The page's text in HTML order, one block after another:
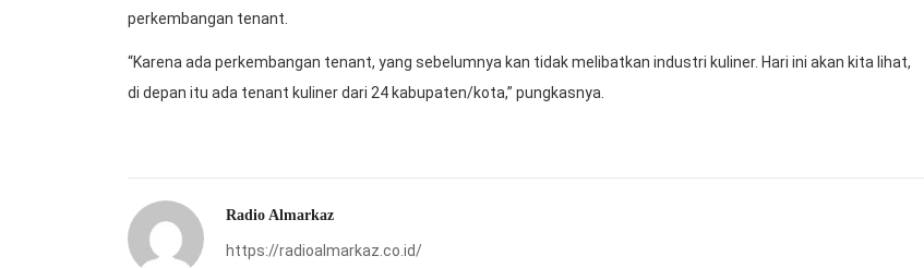
perkembangan tenant.
“Karena ada perkembangan tenant, yang sebelumnya kan tidak melibatkan industri kuliner. Hari ini akan kita lihat,
di depan itu ada tenant kuliner dari 24 kabupaten/kota,” pungkasnya.
Radio Almarkaz
https://radioalmarkaz.co.id/